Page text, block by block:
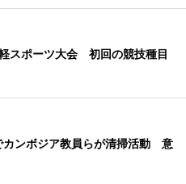
スポーツ大会 初回の競技種目
カンボジア教員らが清掃活動 意